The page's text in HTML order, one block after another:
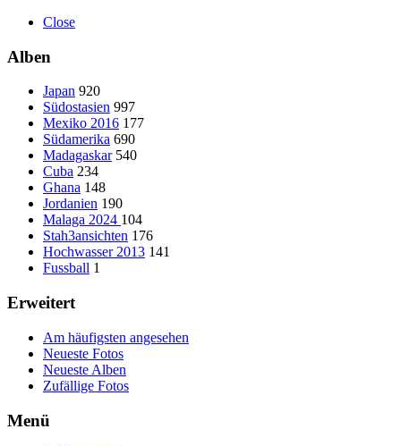
Close
Alben
Japan 920
Südostasien 997
Mexiko 2016 177
Südamerika 690
Madagaskar 540
Cuba 234
Ghana 148
Jordanien 190
Malaga 2024 104
Stah3ansichten 176
Hochwasser 2013 141
Fussball 1
Erweitert
Am häufigsten angesehen
Neueste Fotos
Neueste Alben
Zufällige Fotos
Menü